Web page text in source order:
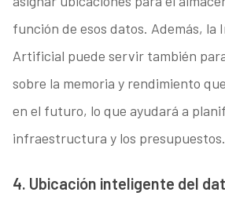
función de esos datos. Además, la
Artificial puede servir también
sobre la memoria y rendimiento
en el futuro, lo que ayudará a
infraestructura y los presupuestos.
4. Ubicación inteligente del